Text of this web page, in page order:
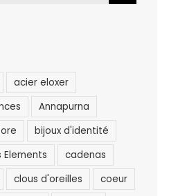
acier eloxer
Annapurna
bijoux d'identité
cadenas
clous d'oreilles
coeur